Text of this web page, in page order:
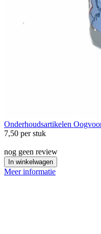
Onderhoudsartikelen
7,50 per stuk
nog geen review
In winkelwagen
Meer informatie